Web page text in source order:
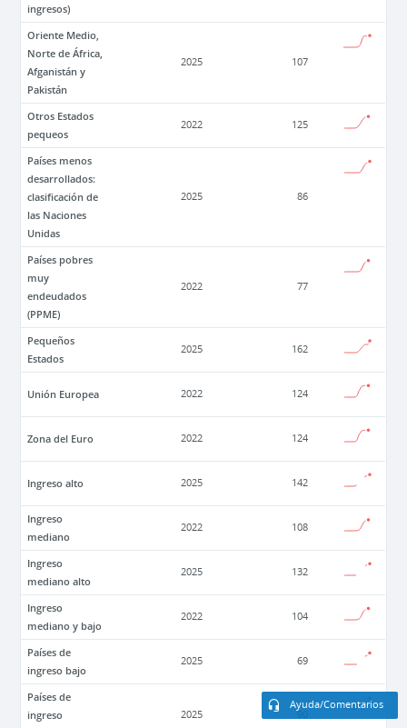
ingresos)
Oriente Medio,
Norte de África,
Afganistán y
Pakistán
2025 107
Otros Estados
pequeos
2022 125
Países menos
desarrollados:
clasificación de
las Naciones
Unidas
2025 86
Países pobres
muy
endeudados
(PPME)
2022 77
Pequeños
Estados
2025 162
Unión Europea 2022 124
Zona del Euro 2022 124
Ingreso alto 2025 142
Ingreso
mediano
2022 108
Ingreso
mediano alto
2025 132
Ingreso
mediano y bajo
2022 104
Países de
ingreso bajo
2025 69
Países de
ingreso
2025 90
Ayuda/Comentarios